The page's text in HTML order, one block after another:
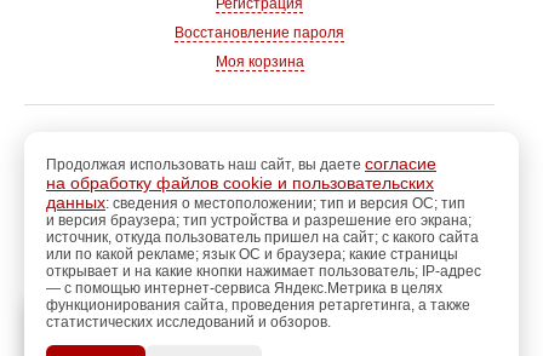
Регистрация
Восстановление пароля
Моя корзина
г. Волгодонск
Адрес: 347360, Ростовская обл., г. Волгодонск
Тел.: +7 928 102-83-75
E-mail: info@magazin-rukodelia.ru
Звонки принимаются ежедневно
с 09-00 до 21-00
Продолжая использовать наш сайт, вы даете согласие
на обработку файлов cookie и пользовательских
данных: сведения о местоположении; тип и версия ОС; тип
и версия браузера; тип устройства и разрешение его экрана;
источник, откуда пользователь пришел на сайт; с какого сайта
или по какой рекламе; язык ОС и браузера; какие страницы
открывает и на какие кнопки нажимает пользователь; IP-адрес
— с помощью интернет-сервиса Яндекс.Метрика в целях
функционирования сайта, проведения ретаргетинга, а также
статистических исследований и обзоров.
Пройдитерегистрацию для
использования